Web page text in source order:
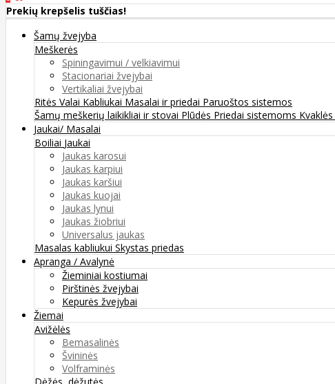
Prekių krepšelis tuščias!
Šamų žvejyba
Meškerės
Spiningavimui / velkiavimui
Stacionariai žvejybai
Vertikaliai žvejybai
Ritės Valai Kabliukai Masalai ir priedai Paruoštos sistemos
Šamų meškerių laikikliai ir stovai Plūdės Priedai sistemoms Kvaklės
Jaukai/ Masalai
Boiliai Jaukai
Jaukas karosui
Jaukas karpiui
Jaukas karšiui
Jaukas kuojai
Jaukas lynui
Jaukas žiobriui
Universalus jaukas
Masalas kabliukui Skystas priedas
Apranga / Avalynė
Žieminiai kostiumai
Pirštinės žvejybai
Kepurės žvejybai
Žiemai
Avižėlės
Bemasalinės
Švininės
Volframinės
Dėžės, dėžutės